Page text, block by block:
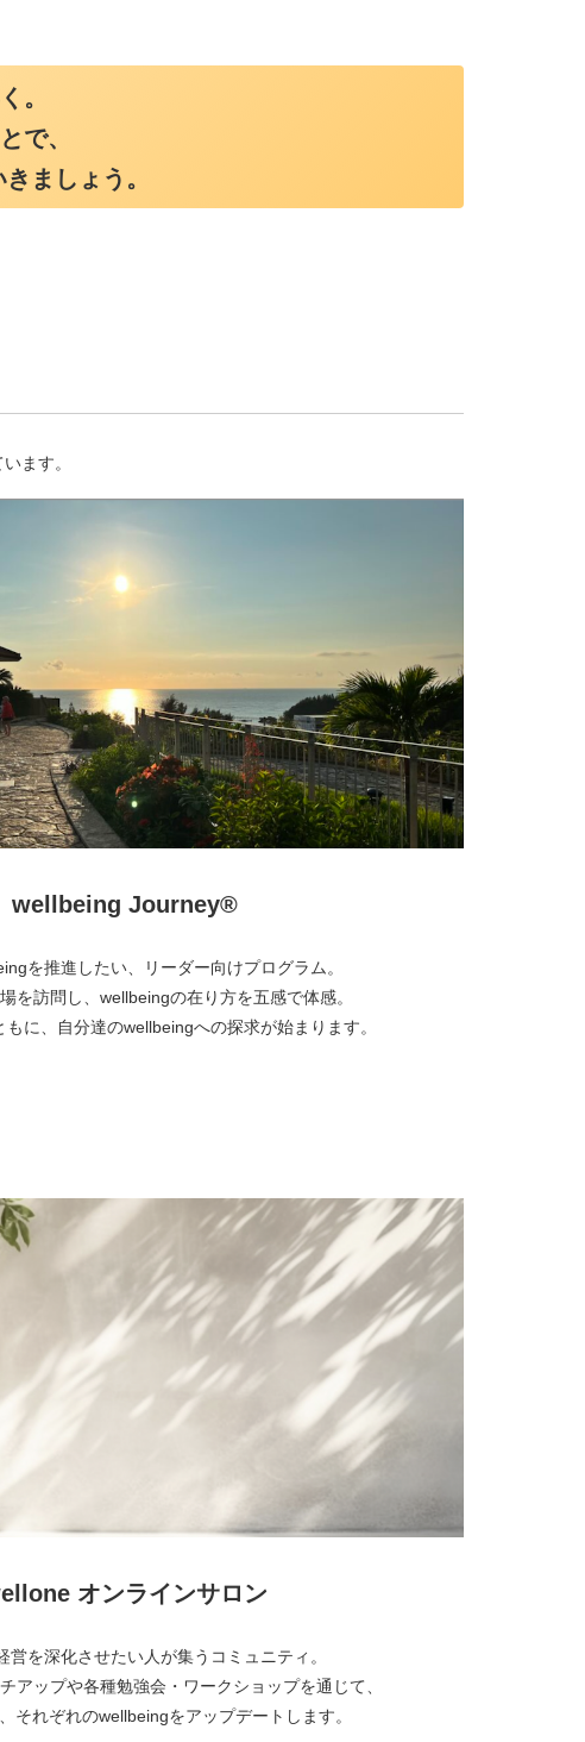
。
で、
ましょう。
ます。
wellbeing Journey®︎
を推進したい、リーダー向けプログラム。
を訪問し、wellbeingの在り方を五感で体感。
に、自分達のwellbeingへの探求が始まります。
オンラインサロン
営を深化させたい人が集うコミュニティ。
アップや各種勉強会・ワークショップを通じて、
それぞれのwellbeingをアップデートします。